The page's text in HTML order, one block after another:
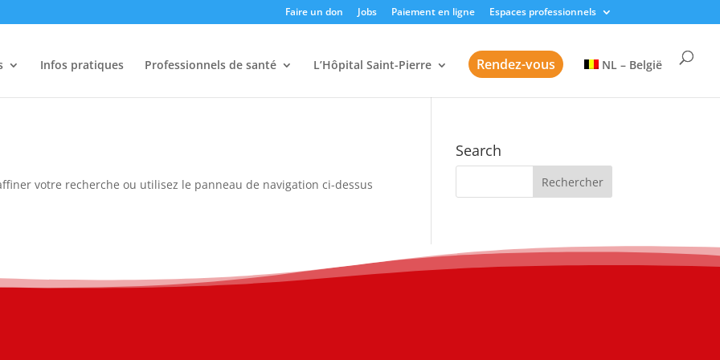
Faire un don Jobs Paiement en ligne Espaces professionnels
Infos pratiques Professionnels de santé L’Hôpital Saint-Pierre Rendez-vous NL – België
votre recherche ou utilisez le panneau de navigation ci-dessus
Search